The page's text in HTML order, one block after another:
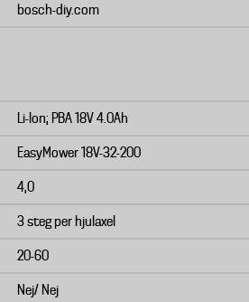
bosch-diy.com
Li-Ion; PBA 18V 4.0Ah
EasyMower 18V-32-200
4,0
3 steg per hjulaxel
20-60
Nej/ Nej